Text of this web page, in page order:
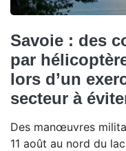
Savoie : des
par
lors d’un
secteur à
Des manœuvres
11 août au nord du